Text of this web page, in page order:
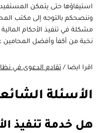
استيفاؤها حتى يتمكن
وننصحكم بالتوجه إلى مكتب
مشكلة في تنفيذ الأحكام
نخبة من أكفأ وأفضل
اقرا ايضا / تقادم الدعوى في
الأسئلة
هل خدمة تنفيذ